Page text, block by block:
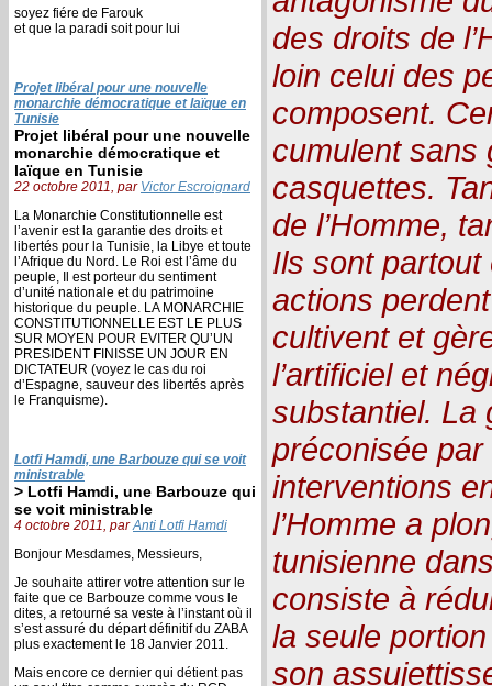
soyez fiére de Farouk
et que la paradi soit pour lui
Projet libéral pour une nouvelle
monarchie démocratique et laïque en
Tunisie
Projet libéral pour une nouvelle
monarchie démocratique et
laïque en Tunisie
22 octobre 2011, par Victor Escroignard
La Monarchie Constitutionnelle est
l’avenir est la garantie des droits et
libertés pour la Tunisie, la Libye et toute
l’Afrique du Nord. Le Roi est l’âme du
peuple, Il est porteur du sentiment
d’unité nationale et du patrimoine
historique du peuple. LA MONARCHIE
CONSTITUTIONNELLE EST LE PLUS
SUR MOYEN POUR EVITER QU’UN
PRESIDENT FINISSE UN JOUR EN
DICTATEUR (voyez le cas du roi
d’Espagne, sauveur des libertés après
le Franquisme).
Lotfi Hamdi, une Barbouze qui se voit
ministrable
> Lotfi Hamdi, une Barbouze qui
se voit ministrable
4 octobre 2011, parAnti Lotfi Hamdi
Bonjour Mesdames, Messieurs,
Je souhaite attirer votre attention sur le
faite que ce Barbouze comme vous le
dites, a retourné sa veste à l’instant où il
s’est assuré du départ définitif du ZABA
plus exactement le 18 Janvier 2011.
Mais encore ce dernier qui détient pas
des droits de
loin celui des
composent.
cumulent sans
casquettes.
de l’Homme,
Ils sont
actions
cultivent et
l’artificiel et
substantiel. La
préconisée par
interventions
l’Homme a
tunisienne
consiste à
la seule
son